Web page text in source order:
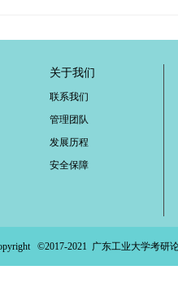
关于我们
联系我们
管理团队
发展历程
安全保障
©2017-2021 广东工业大学考研